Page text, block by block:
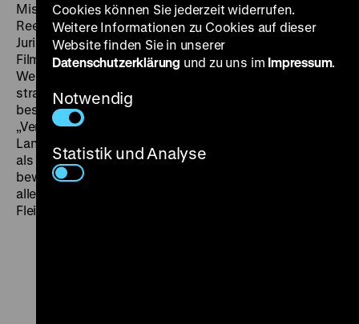
Mischung aus unbefangenem Dilettantismus und
Reeperbahn-Authentizität. Obwohl die
Juristenkommission der Spitzenorganisation der
Filmwirtschaft (SPIO) der drastischen Parodie auf die
Welle der erotischen „Aufklärungsfilme“
strafrechtliche Unbedenklichkeit attestiert hatte,
beschlagnahmte ihn das Amtsgericht Hamburg wegen
„Verbreitung unzüchtiger Darstellungen“. Das
Landgericht gab die Kopie wieder frei, weil es den Film
als satirischen „Anti-Porno“ wertete. Der Verleih
bewarb und programmierte
allerdings genauso wie die Sexfilme, gegen die
Fleischmann polemisch Stellung beziehen wollte. (jr)
Cookies können Sie jederzeit widerrufen.
Weitere Informationen zu Cookies auf dieser
Website finden Sie in unserer
Datenschutzerklärung und zu uns im Impressum.
Notwendig
Statistik und Analyse